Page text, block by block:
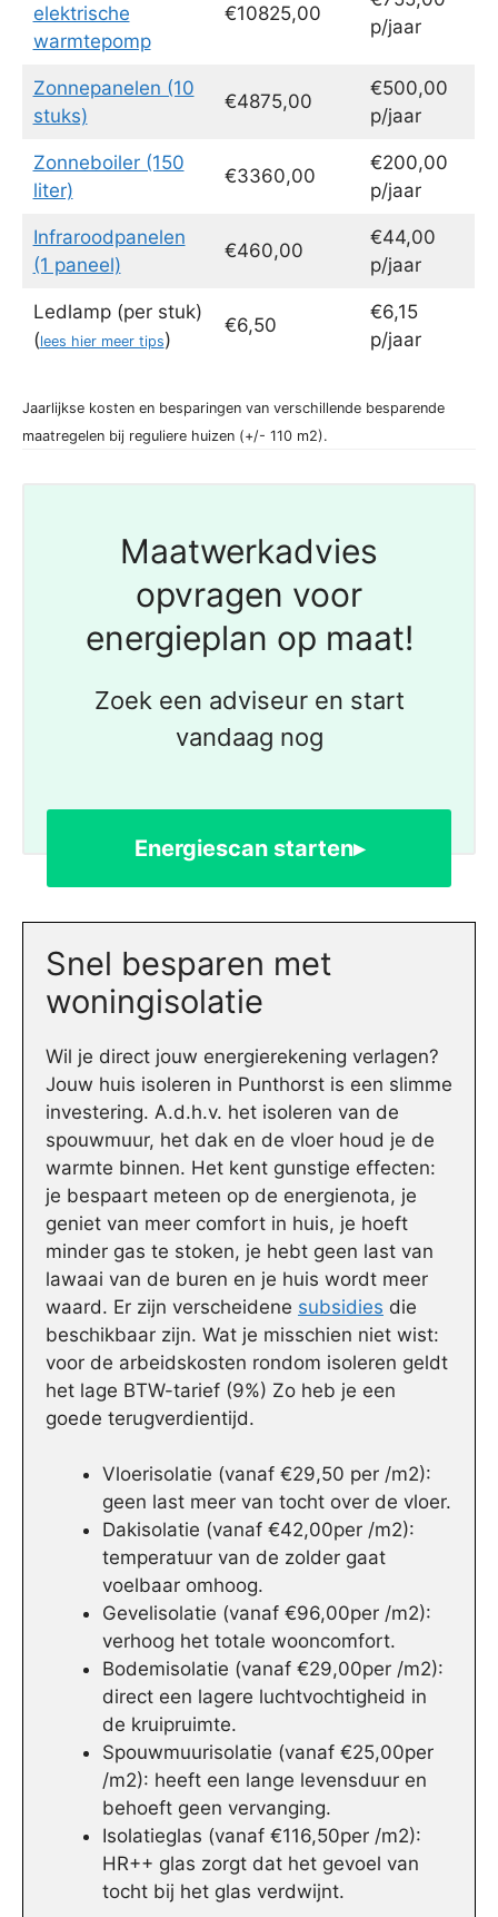
elektrische
warmtepomp
€10825,00
p/jaar
Zonnepanelen (10
stuks)
€4875,00
€500,00
p/jaar
Zonneboiler (150
liter)
€3360,00
€200,00
p/jaar
Infraroodpanelen
(1 paneel)
€460,00
€44,00
p/jaar
Ledlamp (per stuk)
(lees hier meer tips)
€6,50
€6,15
p/jaar
Jaarlijkse kosten en besparingen van verschillende besparende
maatregelen bij reguliere huizen (+/- 110 m2).
Maatwerkadvies
opvragen voor
energieplan op maat!
Zoek een adviseur en start
vandaag nog
Energiescan starten▸
Snel besparen met
woningisolatie
Wil je direct jouw energierekening verlagen?
Jouw huis isoleren in Punthorst is een slimme
investering. A.d.h.v. het isoleren van de
spouwmuur, het dak en de vloer houd je de
warmte binnen. Het kent gunstige effecten:
je bespaart meteen op de energienota, je
geniet van meer comfort in huis, je hoeft
minder gas te stoken, je hebt geen last van
lawaai van de buren en je huis wordt meer
waard. Er zijn verscheidene subsidies die
beschikbaar zijn. Wat je misschien niet wist:
voor de arbeidskosten rondom isoleren geldt
het lage BTW-tarief (9%) Zo heb je een
goede terugverdientijd.
Vloerisolatie (vanaf €29,50 per /m2):
geen last meer van tocht over de vloer.
Dakisolatie (vanaf €42,00per /m2):
temperatuur van de zolder gaat
voelbaar omhoog.
Gevelisolatie (vanaf €96,00per /m2):
verhoog het totale wooncomfort.
Bodemisolatie (vanaf €29,00per /m2):
direct een lagere luchtvochtigheid in
de kruipruimte.
Spouwmuurisolatie (vanaf €25,00per
/m2): heeft een lange levensduur en
behoeft geen vervanging.
Isolatieglas (vanaf €116,50per /m2):
HR++ glas zorgt dat het gevoel van
tocht bij het glas verdwijnt.